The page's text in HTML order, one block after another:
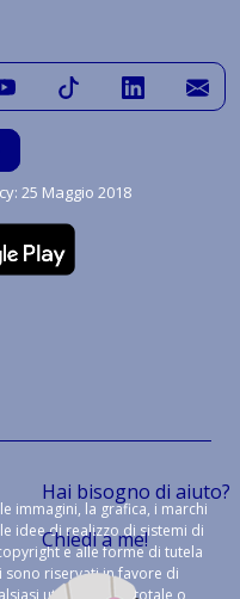
Hai bisogno di aiuto?
Chiedi a me!
25 Maggio 2018
immagini, la grafica, i marchi
idee di realizzo di sistemi di
e alle forme di tutela
riservati in favore di
utilizzazione, totale o